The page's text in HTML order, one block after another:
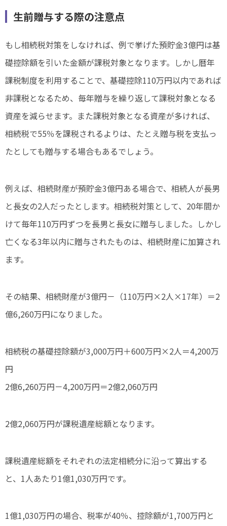
生前贈与する際の注意点
もし相続税対策をしなければ、例で挙げた預貯金3億円は基
礎控除額を引いた金額が課税対象となります。しかし暦年
課税制度を利用することで、基礎控除110万円以内であれば
非課税となるため、毎年贈与を繰り返して課税対象となる
資産を減らせます。また課税対象となる資産が多ければ、
相続税で55％を課税されるよりは、たとえ贈与税を支払っ
たとしても贈与する場合もあるでしょう。
例えば、相続財産が預貯金3億円ある場合で、相続人が長男
と長女の2人だったとします。相続税対策として、20年間か
けて毎年110万円ずつを長男と長女に贈与しました。しかし
亡くなる3年以内に贈与されたものは、相続財産に加算され
ます。
その結果、相続財産が3億円－（110万円×2人×17年）＝2
億6,260万円になりました。
相続税の基礎控除額が3,000万円＋600万円×2人＝4,200万
円
2億6,260万円－4,200万円＝2億2,060万円
2億2,060万円が課税遺産総額となります。
課税遺産総額をそれぞれの法定相続分に沿って算出する
と、1人あたり1億1,030万円です。
1億1,030万円の場合、税率が40％、控除額が1,700万円と